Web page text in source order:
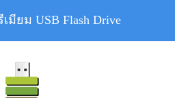
ยม USB Flash Drive